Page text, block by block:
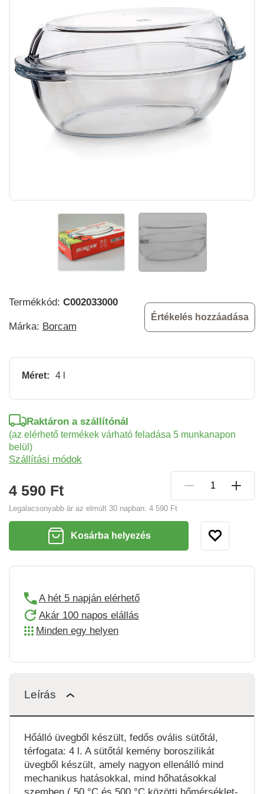
Termékkód: C002033000
Márka: Borcam
Értékelés hozzáadása
Méret: 4 l
4 590 Ft
Legalacsonyabb ár az elmúlt 30 napban: 4 590 Ft
Raktáron a szállítónál
(az elérhető termékek várható feladása 5 munkanapon
belül)
Szállítási módok
Kosárba helyezés
A hét 5 napján elérhető
Akár 100 napos elállás
Minden egy helyen
Leírás
Hőálló üvegből készült, fedős ovális sütőtál,
térfogata: 4 l. A sütőtál kemény boroszilikát
üvegből készült, amely nagyon ellenálló mind
mechanikus hatásokkal, mind hőhatásokkal